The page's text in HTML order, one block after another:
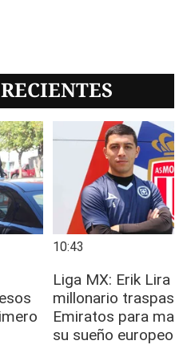
RECIENTES